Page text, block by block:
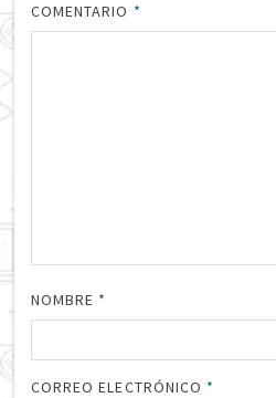
COMENTARIO *
NOMBRE *
CORREO ELECTRÓNICO *